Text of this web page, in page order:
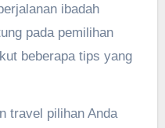
ibadah
pada pemilihan
beberapa tips yang
travel pilihan Anda